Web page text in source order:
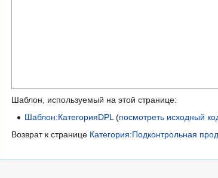
Шаблон, используемый на этой странице:
Шаблон:КатегорияDPL(посмотреть исходный
Возврат к странице Категория:Подконтрольная